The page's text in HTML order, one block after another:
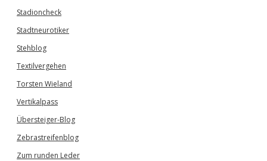
Stadioncheck
Stadtneurotiker
Stehblog
Textilvergehen
Torsten Wieland
Vertikalpass
Übersteiger-Blog
Zebrastreifenblog
Zum runden Leder